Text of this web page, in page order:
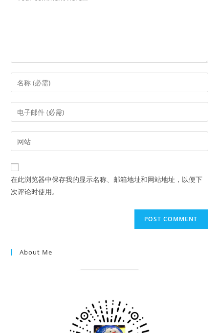
Enter
your
name
comment
Enter
your
email
address
comment
Enter
your
website
URL
(optional)
在此浏览器中保存我的显示名称、邮箱地址和网站地址，以便下
次评论时使用。
About Me